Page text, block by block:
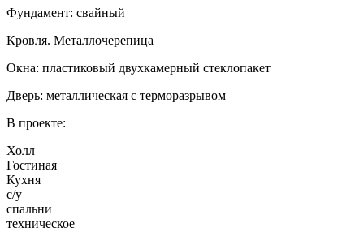
Фундамент: свайный
Кровля. Металлочерепица
Окна: пластиковый двухкамерный стеклопакет
Дверь: металлическая с терморазрывом
В проекте:
Холл
Гостиная
Кухня
с/у
спальни
техническое